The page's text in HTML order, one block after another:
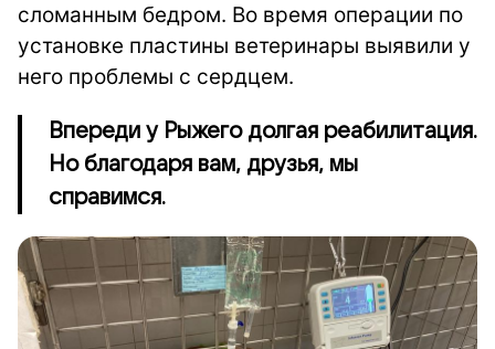
сломанным бедром. Во время операции по
установке пластины ветеринары выявили у
него проблемы с сердцем.
Впереди у Рыжего долгая реабилитация.
Но благодаря вам, друзья, мы
справимся.